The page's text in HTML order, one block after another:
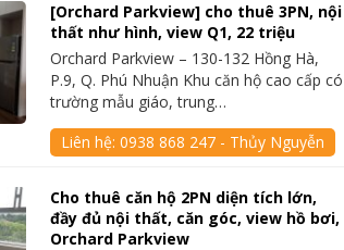
[Orchard Parkview] cho thuê 3PN, nội
thất như hình, view Q1, 22 triệu
Orchard Parkview – 130-132 Hồng Hà,
P.9, Q. Phú Nhuận Khu căn hộ cao cấp có
trường mẫu giáo, trung…
Liên hệ:0938 868 247 - Thủy Nguyễn
Cho thuê căn hộ 2PN diện tích lớn,
đầy đủ nội thất, căn góc, view hồ bơi,
Orchard Parkview